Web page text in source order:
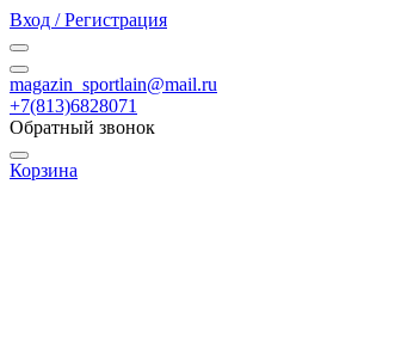
Вход / Регистрация
magazin_sportlain@mail.ru
+7(813)6828071
Обратный звонок
Корзина